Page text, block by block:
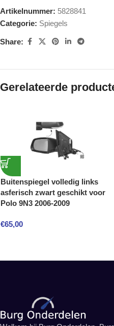
Artikelnummer: 5828841
Categorie: Spiegels
Share:
Gerelateerde
Buitenspiegel volledig links
asferisch zwart geschikt voor
Polo 9N3 2006-2009
€65,00